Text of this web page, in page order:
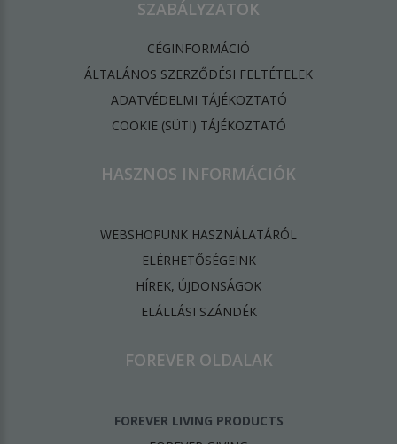
SZABÁLYZATOK
CÉGINFORMÁCIÓ
ÁLTALÁNOS SZERZŐDÉSI FELTÉTELEK
ADATVÉDELMI TÁJÉKOZTATÓ
​COOKIE (SÜTI) TÁJÉKOZTATÓ
HASZNOS INFORMÁCIÓK
WEBSHOPUNK HASZNÁLATÁRÓL
ELÉRHETŐSÉGEINK
HÍREK, ÚJDONSÁGOK
ELÁLLÁSI SZÁNDÉK
FOREVER OLDALAK
FOREVER LIVING PRODUCTS